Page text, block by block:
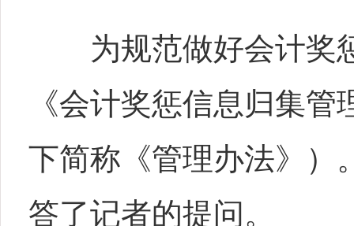
为规范做好会计奖惩
《会计奖惩信息归集
下简称《管理办法》）
答了记者的提